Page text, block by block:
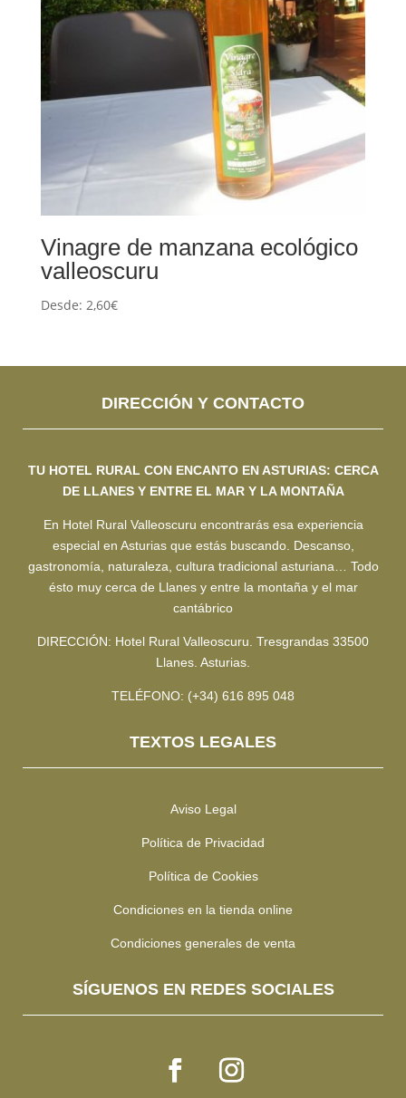
Vinagre de manzana ecológico
valleoscuru
Desde: 2,60€
DIRECCIÓN Y CONTACTO
TU HOTEL RURAL CON ENCANTO EN ASTURIAS: CERCA
DE LLANES Y ENTRE EL MAR Y LA MONTAÑA
En Hotel Rural Valleoscuru encontrarás esa experiencia
especial en Asturias que estás buscando. Descanso,
gastronomía, naturaleza, cultura tradicional asturiana… Todo
ésto muy cerca de Llanes y entre la montaña y el mar
cantábrico
DIRECCIÓN: Hotel Rural Valleoscuru. Tresgrandas 33500
Llanes. Asturias.
TELÉFONO: (+34) 616 895 048
TEXTOS LEGALES
Aviso Legal
Política de Privacidad
Política de Cookies
Condiciones en la tienda online
Condiciones generales de venta
SÍGUENOS EN REDES SOCIALES